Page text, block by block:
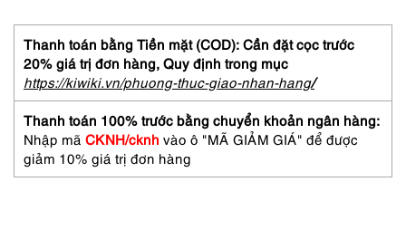
L'air
du
temp
EDT
6ml
2-
Nước
hoa
Thanh toán bằng Tiền mặt (COD): Cần đặt cọc trước
20% giá trị đơn hàng, Quy định trong mục
https://kiwiki.vn/phuong-thuc-giao-nhan-hang/
Thanh toán 100% trước bằng chuyển khoản ngân hàng:
Nhập mã CKNH/cknh vào ô "MÃ GIẢM GIÁ" để được
giảm 10% giá trị đơn hàng